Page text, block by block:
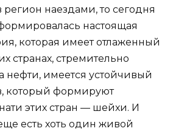
наездами, то сегодня
настоящая
которая имеет отлаженный
странах, стремительно
нефти, имеется устойчивый
который формируют
этих стран — шейхи. И
есть хоть один живой